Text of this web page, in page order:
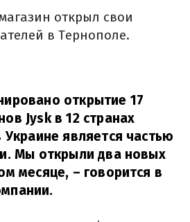
открыл свои
в Тернополе.
открытие 17
Jysk в 12 странах
Украине является частью
Мы открыли два новых
месяце, – говорится в